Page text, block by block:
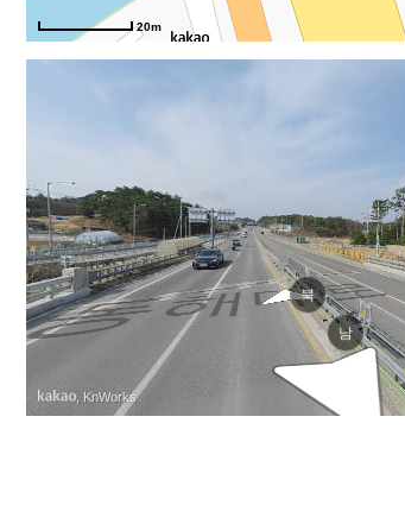
20m
동해대로
동해대로
북
남
, KnWorks